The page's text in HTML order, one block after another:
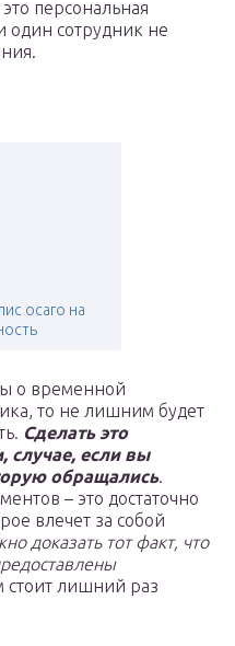
персональная
один сотрудник не
осаго на
о временной
то не лишним будет
Сделать это
случае, если вы
обращались.
– это достаточно
влечет за собой
доказать тот факт, что
стоит лишний раз